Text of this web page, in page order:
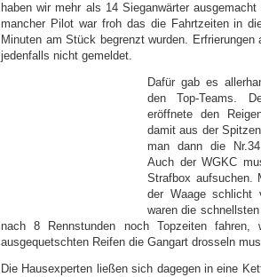
haben wir mehr als 14 Sieganwärter
mancher Pilot war froh das die Fahrtzeiten in
Minuten am Stück begrenzt wurden. Erfrierungen
jedenfalls nicht gemeldet.
Dafür gab es
den Top-Teams.
eröffnete den
damit aus der
man dann die
Auch der WGKC
Strafbox aufsuchen.
der Waage schlicht
waren die
nach 8 Rennstunden noch Topzeiten fahren,
ausgequetschten Reifen die Gangart drosseln
Die Hausexperten ließen sich dagegen in eine